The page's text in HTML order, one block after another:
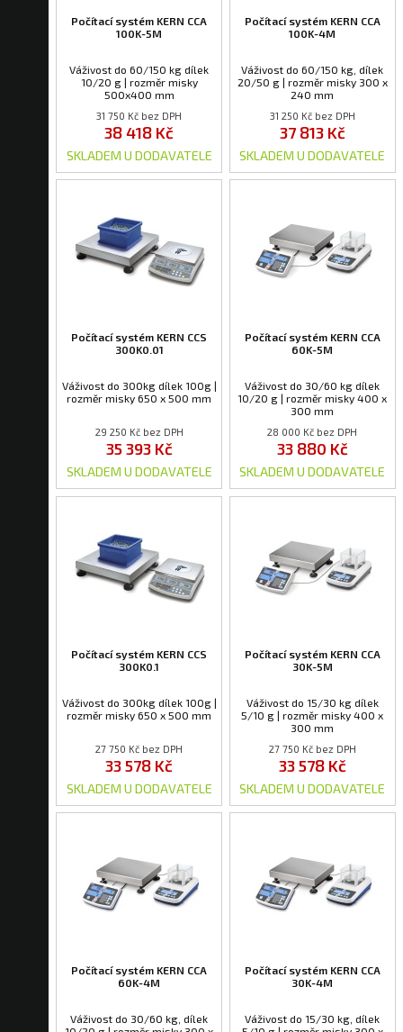
Počítací systém KERN CCA
100K-5M
Váživost do 60/150 kg dílek
10/20 g | rozměr misky
500x400 mm
31 750 Kč bez DPH
38 418 Kč
SKLADEM U DODAVATELE
Počítací systém KERN CCA
100K-4M
Váživost do 60/150 kg, dílek
20/50 g | rozměr misky 300 x
240 mm
31 250 Kč bez DPH
37 813 Kč
SKLADEM U DODAVATELE
Počítací systém KERN CCS
300K0.01
Váživost do 300kg dílek 100g |
rozměr misky 650 x 500 mm
29 250 Kč bez DPH
35 393 Kč
SKLADEM U DODAVATELE
Počítací systém KERN CCA
60K-5M
Váživost do 30/60 kg dílek
10/20 g | rozměr misky 400 x
300 mm
28 000 Kč bez DPH
33 880 Kč
SKLADEM U DODAVATELE
Počítací systém KERN CCS
300K0.1
Váživost do 300kg dílek 100g |
rozměr misky 650 x 500 mm
27 750 Kč bez DPH
33 578 Kč
SKLADEM U DODAVATELE
Počítací systém KERN CCA
30K-5M
Váživost do 15/30 kg dílek
5/10 g | rozměr misky 400 x
300 mm
27 750 Kč bez DPH
33 578 Kč
SKLADEM U DODAVATELE
Počítací systém KERN CCA
60K-4M
Váživost do 30/60 kg, dílek
Počítací systém KERN CCA
30K-4M
Váživost do 15/30 kg, dílek